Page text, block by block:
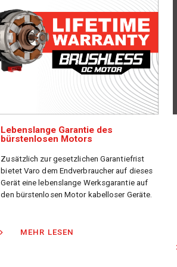
Lebenslange Garantie des
bürstenlosen Motors
Zusätzlich zur gesetzlichen Garantiefrist
bietet Varo dem Endverbraucher auf dieses
Gerät eine lebenslange Werksgarantie auf
den bürstenlosen Motor kabelloser Geräte.
MEHR LESEN